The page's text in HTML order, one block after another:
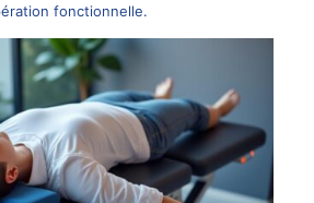
fonctionnelle.